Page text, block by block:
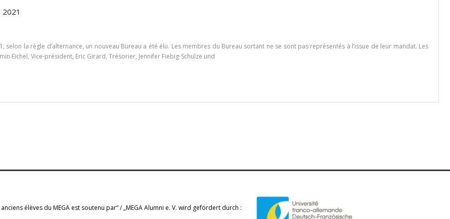
2021
la règle d’alternance, un nouveau Bureau a été élu. Les membres du Bureau sortant ne se sont pas représentés à l’issue de leur mandat. Les
Eichel, Vice-président, Eric Girard, Trésorier, Jennifer Fiebig-Schulze und
élèves du MEGA est soutenu par“ / „MEGA Alumni e. V. wird gefördert durch :